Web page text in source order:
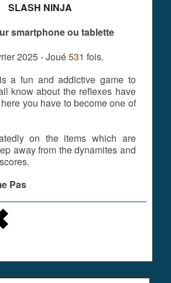
SLASH NINJA
smartphone ou tablette
2025 - Joué531 fois.
a fun and addictive game to
know about the reflexes have
you have to become one of
on the items which are
away from the dynamites and
Pas